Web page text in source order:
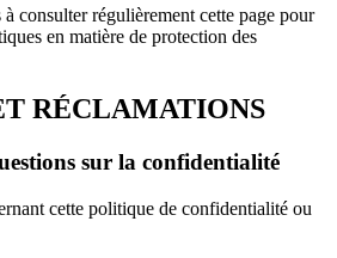
consulter régulièrement cette page pour
en matière de protection des
RÉCLAMATIONS
sur la confidentialité
cette politique de confidentialité ou